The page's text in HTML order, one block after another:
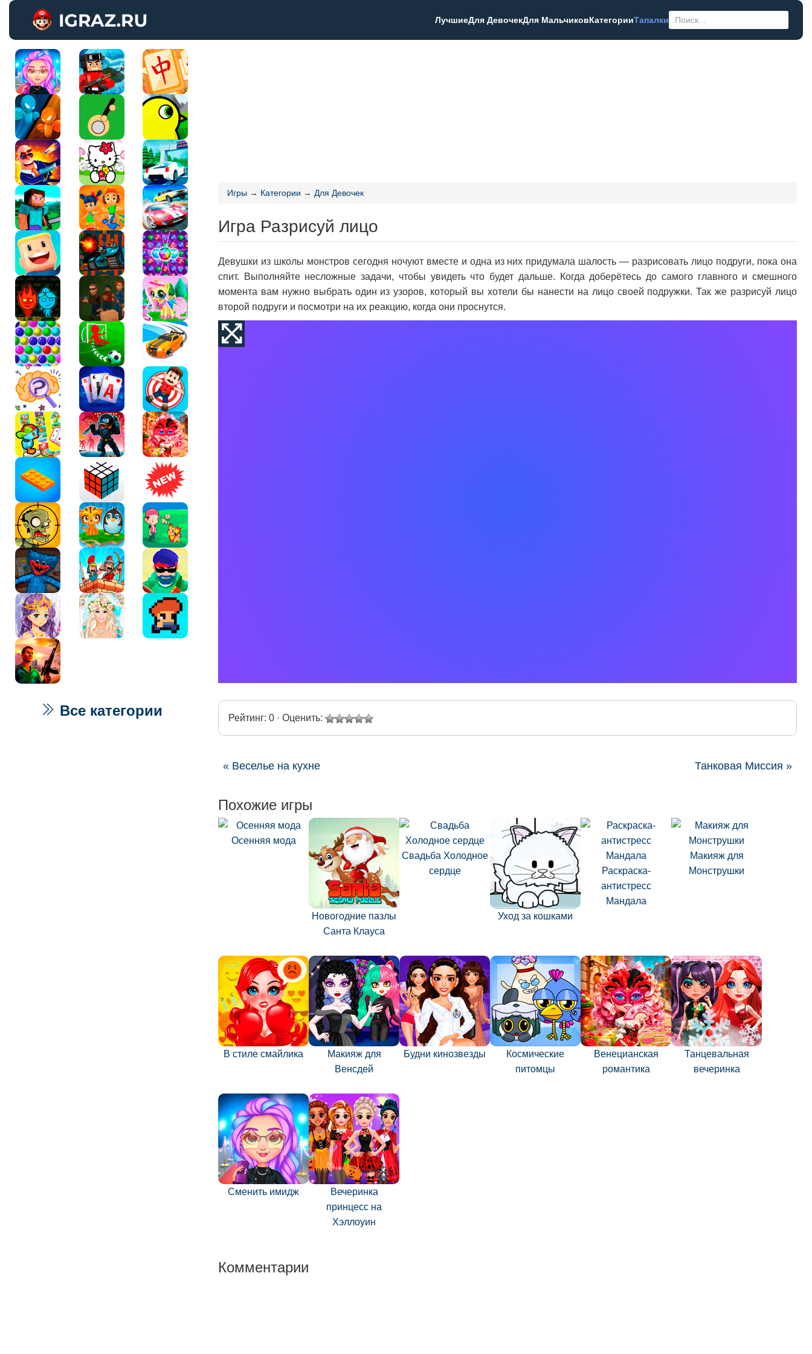
ЛучшиеДля ДевочекДля МальчиковКатегорииТапалки
Игры → Категории → Для Девочек
Игра Разрисуй лицо
Девушки из школы монстров сегодня ночуют вместе и одна из них придумала шалость — разрисовать лицо подруги, пока она
спит. Выполняйте несложные задачи, чтобы увидеть что будет дальше. Когда доберётесь до самого главного и смешного
момента вам нужно выбрать один из узоров, который вы хотели бы нанести на лицо своей подружки. Так же разрисуй лицо
второй подруги и посмотри на их реакцию, когда они проснутся.
Рейтинг: 0 · Оценить:
« Веселье на кухне Танковая Миссия »
Похожие игры
Осенняя мода
Новогодние пазлы
Санта Клауса
Свадьба Холодное
сердце
Уход за кошками
Раскраска-
антистресс
Мандала
Макияж для
Монструшки
В стиле смайлика
Макияж для
Венсдей
Будни кинозвезды
Космические
питомцы
Венецианская
романтика
Танцевальная
вечеринка
Сменить имидж
Вечеринка
принцесс на
Хэллоуин
Комментарии
Все категории